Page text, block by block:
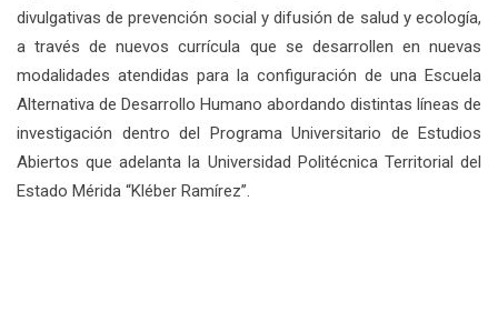
divulgativas de prevención social y difusión de salud y ecología,
a través de nuevos currícula que se desarrollen en nuevas
modalidades atendidas para la configuración de una Escuela
Alternativa de Desarrollo Humano abordando distintas líneas de
investigación dentro del Programa Universitario de Estudios
Abiertos que adelanta la Universidad Politécnica Territorial del
Estado Mérida “Kléber Ramírez”.